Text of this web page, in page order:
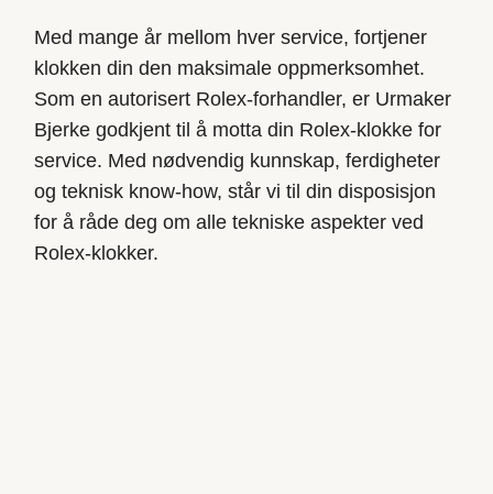
Med mange år mellom hver service, fortjener
klokken din den maksimaleoppmerksomhet.
Som en autorisert Rolex-forhandler, er Urmaker
Bjerke godkjent til å motta din Rolex-klokke for
service. Med nødvendig kunnskap, ferdigheter
og teknisk know-how, står vi til din disposisjon
for å råde deg om alle tekniske aspekter ved
Rolex-klokker.